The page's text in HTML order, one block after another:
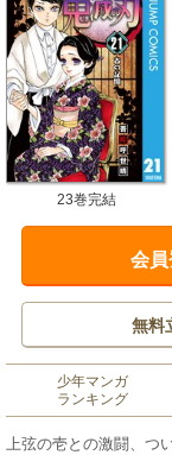
23巻完結
会員
無料
少年マンガ
ランキング
上弦の壱との激闘、つ